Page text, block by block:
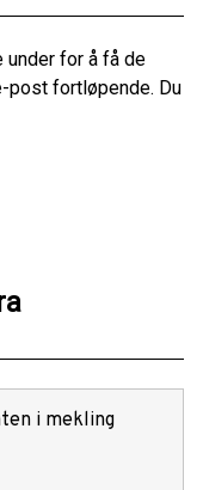
for å få de
post fortløpende. Du
i mekling